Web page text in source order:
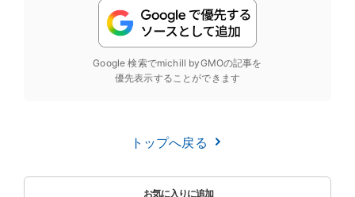
Google 検索でmichill byGMOの記事を
優先表示することができます
トップへ戻る